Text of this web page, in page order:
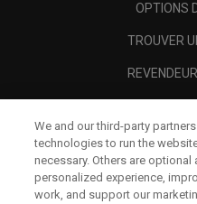
OPTIONS
TROUVER
A
We and our third-party
technologies to run the
necessary. Others are optional
personalized experience,
work, and support our